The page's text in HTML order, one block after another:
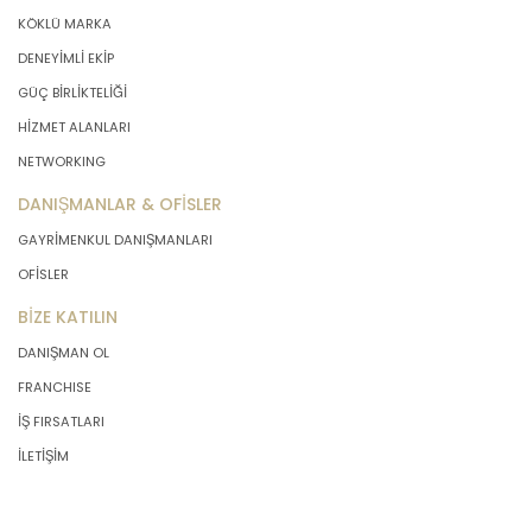
kadar muhafaza edecektir. Sürenin
bitimi veya işlenmesini gerektiren
sebeplerin ortadan kalkması halinde
FRANCHİSİNG GAYRİMENKUL SATIŞ VE
PAZARLAMA A.Ş.. tarafından silinecek,
getirilecektir.
6. Kişisel Veri İşleme Faaliyetlerinin
Kişisel Veri İşleme Şartlarından Bir
veya Birkaçına Dayalı Olarak Kanunun
4. Maddedeki Temel İlkelerin Tümüne
KÖKLÜ MARKA
DENEYİMLİ EKİP
GÜÇ BİRLİKTELİĞİ
HİZMET ALANLARI
NETWORKING
DANIŞMANLAR & OFİSLER
GAYRİMENKUL DANIŞMANLARI
OFİSLER
BİZE KATILIN
DANIŞMAN OL
FRANCHISE
İŞ FIRSATLARI
İLETİŞİM